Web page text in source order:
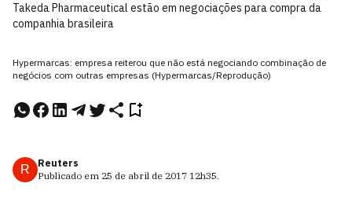
Takeda Pharmaceutical estão em negociações para compra da
companhia brasileira
Hypermarcas: empresa reiterou que não está negociando combinação de
negócios com outras empresas (Hypermarcas/Reprodução)
R
Reuters
Publicado em 25 de abril de 2017 12h35.